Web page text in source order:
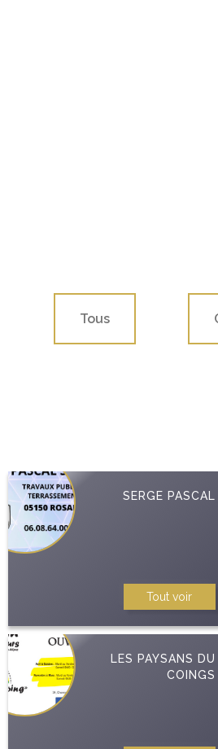
Tous
SERGE PASCAL
Tout voir
LES PAYSANS DU
COINGS